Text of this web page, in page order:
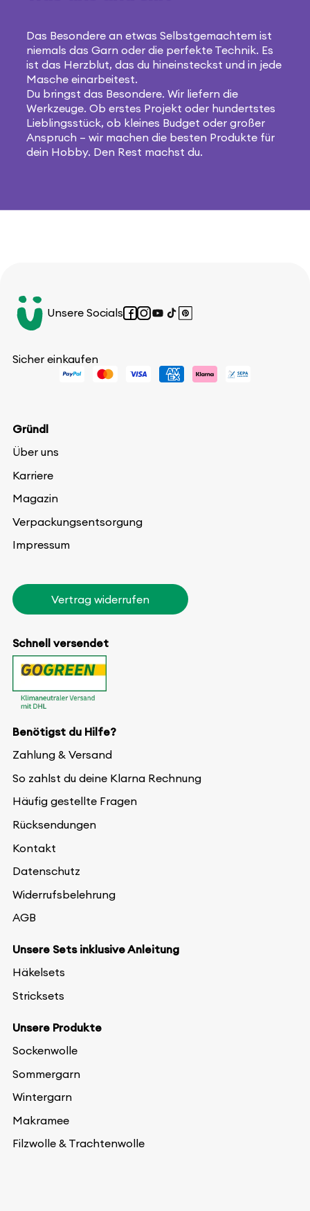
Das Besondere an etwas Selbstgemachtem ist
niemals das Garn oder die perfekte Technik. Es
ist das Herzblut, das du hineinsteckst und in jede
Masche einarbeitest.
Du bringst das Besondere. Wir liefern die
Werkzeuge. Ob erstes Projekt oder hundertstes
Lieblingsstück, ob kleines Budget oder großer
Anspruch – wir machen die besten Produkte für
dein Hobby. Den Rest machst du.
Unsere SocialsFacebook
Instagram
YouTube
TikTokPinterest
Sicher einkaufen
Benötigst du Hilfe?
Zahlung & Versand
So zahlst du deine Klarna Rechnung
Häufig gestellte Fragen
Rücksendungen
Kontakt
Datenschutz
Widerrufsbelehrung
AGB
Unsere Sets inklusive Anleitung
Häkelsets
Stricksets
Unsere Produkte
Sockenwolle
Sommergarn
Wintergarn
Makramee
Filzwolle & Trachtenwolle
Gründl
Über uns
Karriere
Magazin
Verpackungsentsorgung
Impressum
Vertrag widerrufen
Schnell versendet